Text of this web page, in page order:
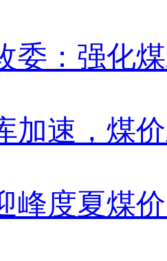
委：强化
加速，煤
峰度夏煤